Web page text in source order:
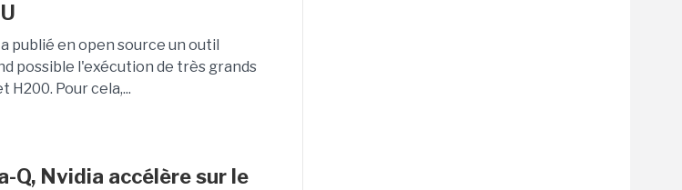
publié en open source un outil
possible l'exécution de très grands
H200. Pour cela,...
Q, Nvidia accélère sur le